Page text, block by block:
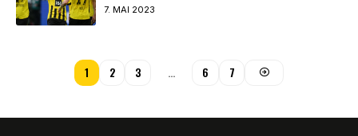
7. MAI 2023
1 2 3 … 6 7